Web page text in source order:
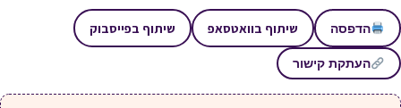
הדפסה שיתוף בוואטסאפ שיתוף בפייסבוק
העתקת קישור